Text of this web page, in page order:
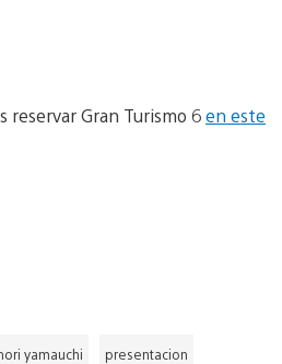
reservar Gran Turismo 6en este
yamauchi presentacion